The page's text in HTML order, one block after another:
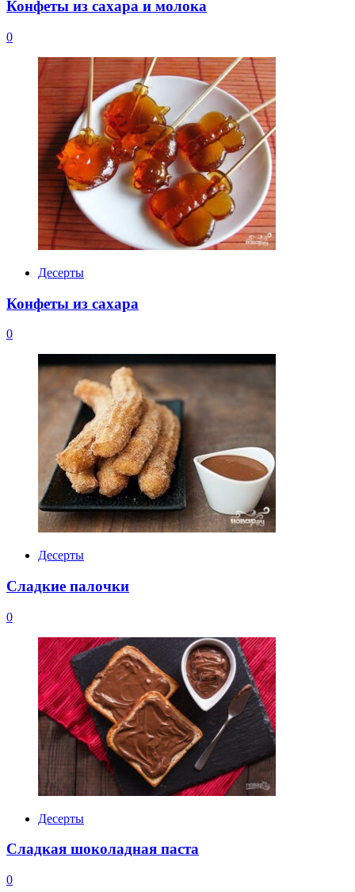
Конфеты из сахара и молока
0
Десерты
Конфеты из сахара
0
Десерты
Сладкие палочки
0
Десерты
Сладкая шоколадная паста
0